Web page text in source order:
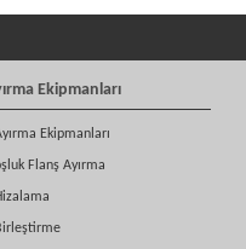
Ekipmanları
Ekipmanları
Flanş Ayırma